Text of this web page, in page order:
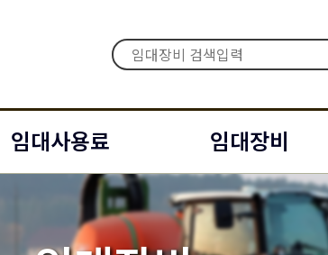
임대사용료 임대장비